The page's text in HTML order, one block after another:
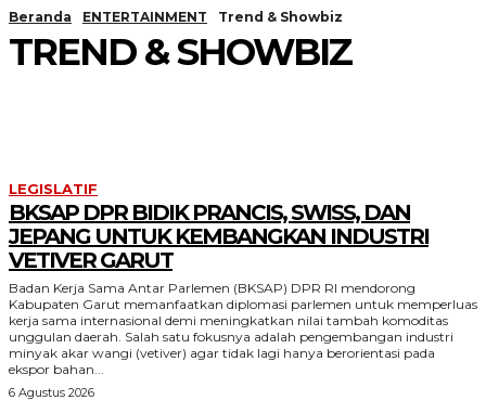
Beranda ENTERTAINMENT Trend & Showbiz
TREND & SHOWBIZ
LEGISLATIF
BKSAP DPR BIDIK PRANCIS, SWISS, DAN
JEPANG UNTUK KEMBANGKAN INDUSTRI
VETIVER GARUT
Badan Kerja Sama Antar Parlemen (BKSAP) DPR RI mendorong
Kabupaten Garut memanfaatkan diplomasi parlemen untuk memperluas
kerja sama internasional demi meningkatkan nilai tambah komoditas
unggulan daerah. Salah satu fokusnya adalah pengembangan industri
minyak akar wangi (vetiver) agar tidak lagi hanya berorientasi pada
ekspor bahan...
6 Agustus 2026